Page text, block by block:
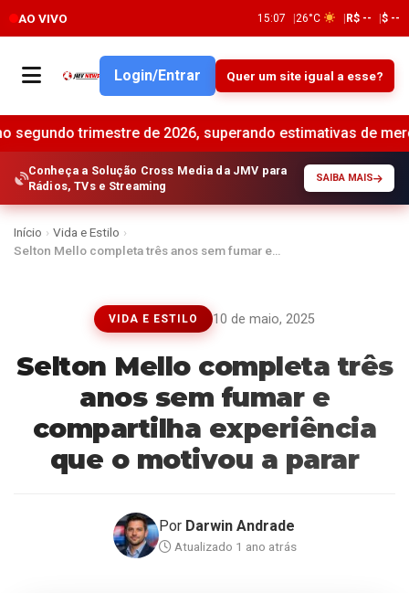
AO VIVO 15:07 26°C R$ -- $ --
Login/Entrar Quer um site igual a esse?
de 2026, superando estimativas de mercado • Brasil
Conheça a Solução Cross Media da JMV para
Rádios, TVs e Streaming
SAIBA MAIS
Início › Vida e Estilo ›
Selton Mello completa três anos sem fumar e…
VIDA E ESTILO 10 de maio, 2025
Selton Mello completa três
anos sem fumar e
compartilha experiência
que o motivou a parar
Por Darwin Andrade
Atualizado 1 ano atrás